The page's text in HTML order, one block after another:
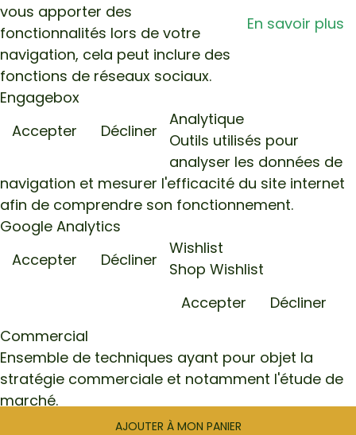
En savoir plus
vous apporter des
fonctionnalités lors de votre
navigation, cela peut inclure des
fonctions de réseaux sociaux.
Engagebox
Accepter
Décliner
Analytique
Outils utilisés pour
analyser les données de
navigation et mesurer l'efficacité du site internet
afin de comprendre son fonctionnement.
Google Analytics
Accepter
Décliner
Wishlist
Shop Wishlist
Accepter
Décliner
Commercial
Ensemble de techniques ayant pour objet la
stratégie commerciale et notamment l'étude de
marché.